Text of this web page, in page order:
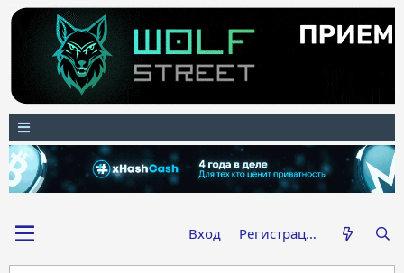
Вход Регистрация